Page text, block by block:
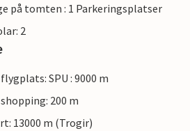
på tomten : 1 Parkeringsplatser
2
SPU : 9000 m
200 m
13000 m (Trogir)